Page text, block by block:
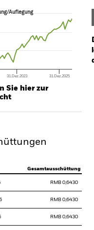
Auflegung
1 X axis displaying Time.
1 Y axis displaying values.
Auflegung
31.Dez.2023 31.Dez.2025
Sie hier zur
Gesamtausschüttung
RMB 0,6430
RMB 0,6430
RMB 0,6430